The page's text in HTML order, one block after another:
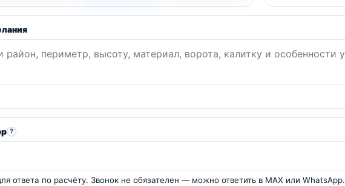
?
ответа по расчёту. Звонок не обязателен — можно ответить в MAX или WhatsApp.